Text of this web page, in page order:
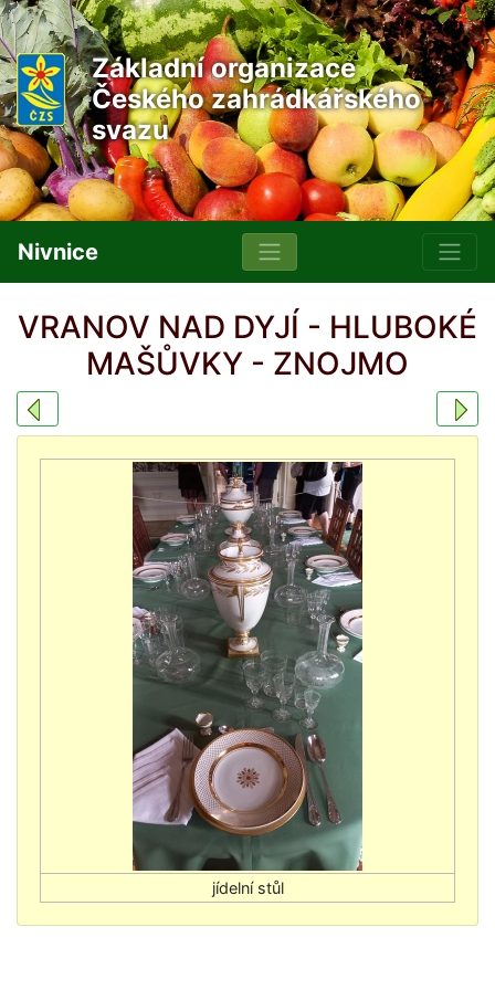
Základní organizace
Českého zahrádkářského
svazu
Nivnice
VRANOV NAD DYJÍ - HLUBOKÉ
MAŠŮVKY - ZNOJMO